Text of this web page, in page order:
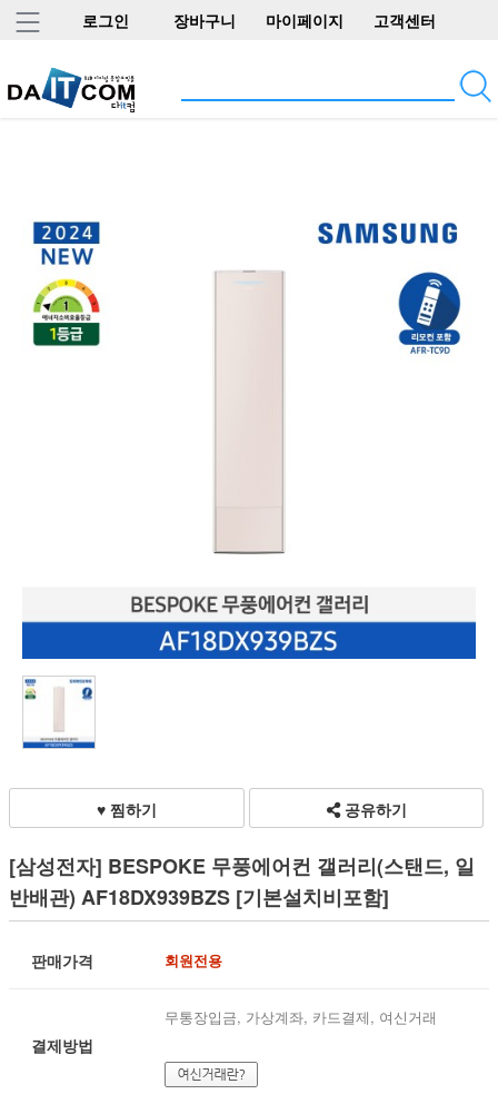
로그인 장바구니 마이페이지 고객센터
♥ 찜하기 공유하기
[삼성전자] BESPOKE 무풍에어컨 갤러리(스탠드, 일
반배관) AF18DX939BZS [기본설치비포함]
판매가격 회원전용
결제방법
무통장입금, 가상계좌, 카드결제, 여신거래